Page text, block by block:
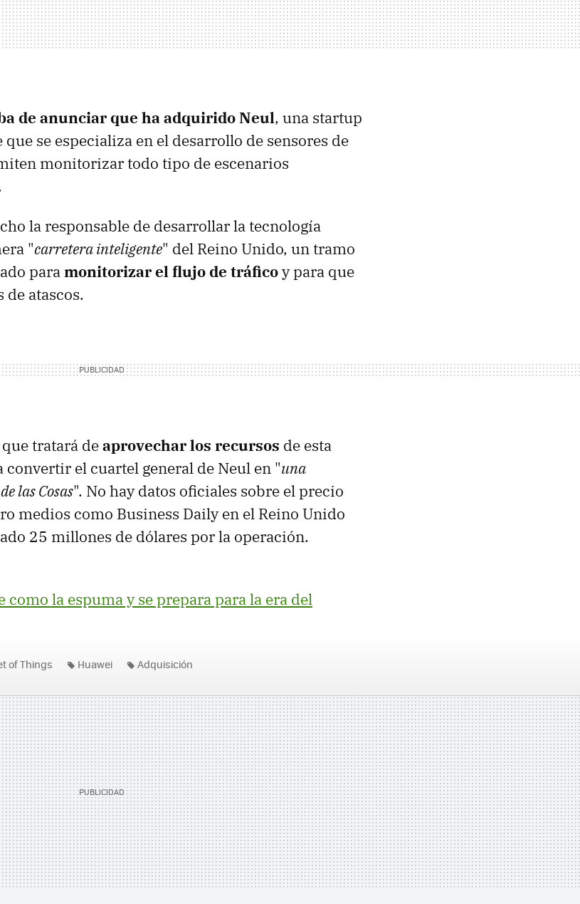
de anunciar que ha adquirido Neul, una startup
se especializa en el desarrollo de sensores de
monitorizar todo tipo de escenarios
la responsable de desarrollar la tecnología
"carretera inteligente" del Reino Unido, un tramo
paramonitorizar el flujo de tráficoy para que
atascos.
tratará deaprovechar los recursos de esta
el cuartel general de Neul en "una
las Cosas". No hay datos oficiales sobre el precio
medios como Business Daily en el Reino Unido
25 millones de dólares por la operación.
como la espuma y se prepara para la era del
of Things Huawei Adquisición